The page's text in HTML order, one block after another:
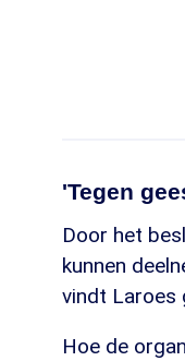
'Tegen
Door het
kunnen
vindt Laroes
Hoe de